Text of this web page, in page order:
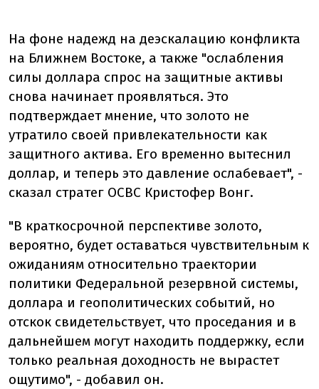
На фоне надежд на деэскалацию конфликта
на Ближнем Востоке, а также "ослабления
силы доллара спрос на защитные активы
снова начинает проявляться. Это
подтверждает мнение, что золото не
утратило своей привлекательности как
защитного актива. Его временно вытеснил
доллар, и теперь это давление ослабевает", -
сказал стратег OCBC Кристофер Вонг.
"В краткосрочной перспективе золото,
вероятно, будет оставаться чувствительным к
ожиданиям относительно траектории
политики Федеральной резервной системы,
доллара и геополитических событий, но
отскок свидетельствует, что проседания и в
дальнейшем могут находить поддержку, если
только реальная доходность не вырастет
ощутимо", - добавил он.